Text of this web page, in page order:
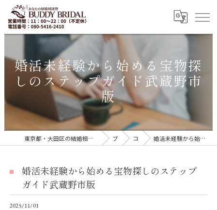
婚活未経験から始める宝物探
しのステップガイド武蔵野市
版
東京都・大田区の結婚相談所｜再婚・20代30代の婚活なら「BUDDY BRIDAL 東京」 ブログ コラム 婚活未経験から始める宝物探しのステップガイド武蔵野市版
婚活未経験から始める宝物探しのステップ
ガイド武蔵野市版
2025/11/01